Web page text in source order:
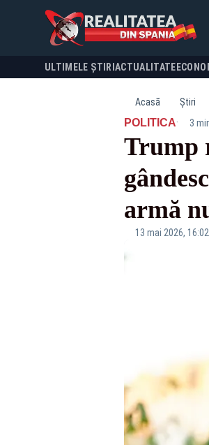
ULTIMELE ȘTIRI ACTUALITATE
Acasă Știri
POLITICA· 3
Trump
armă
13 mai 2026, 16:02